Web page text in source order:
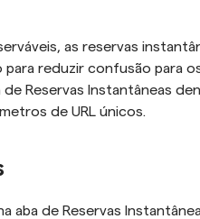
as reservas
reduzir confusão para
Reservas Instantâneas
de URL únicos.
aba de Reservas